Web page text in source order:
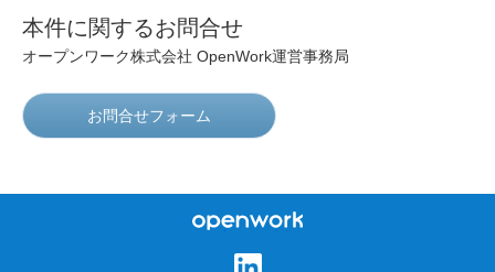
本件に関するお問合せ
オープンワーク株式会社 OpenWork運営事務局
お問合せフォーム